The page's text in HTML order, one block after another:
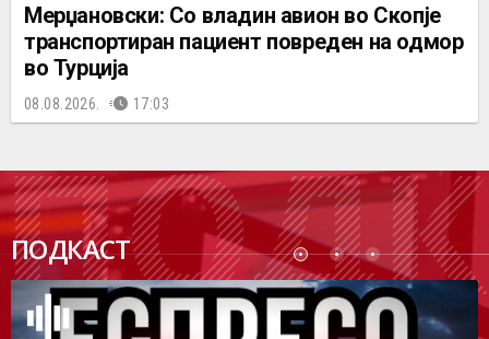
Мерџановски: Со владин авион во Скопје
транспортиран пациент повреден на одмор
во Турција
08.08.2026. 17:03
ПОДКАСТ
ПОДК